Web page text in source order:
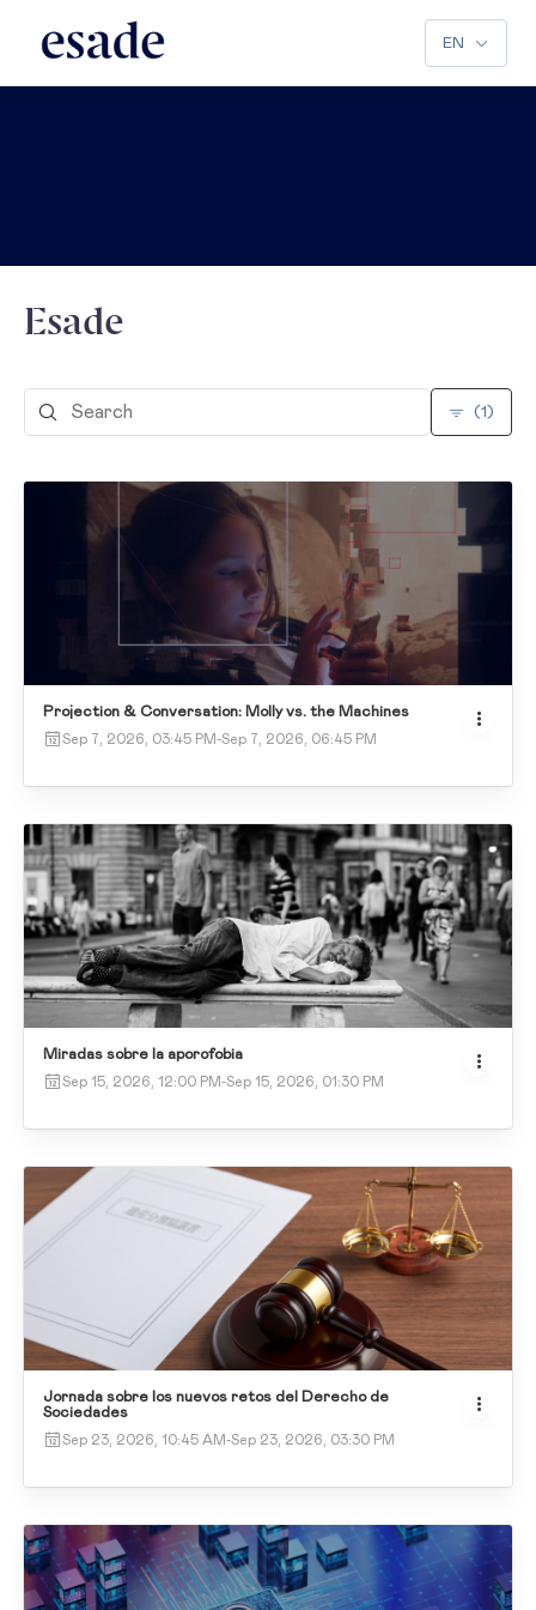
EN
Esade
(1)
Projection & Conversation: Molly vs. the Machines
Sep 7, 2026, 03:45 PM-Sep 7, 2026, 06:45 PM
Miradas sobre la aporofobia
Sep 15, 2026, 12:00 PM-Sep 15, 2026, 01:30 PM
Jornada sobre los nuevos retos del Derecho de
Sociedades
Sep 23, 2026, 10:45 AM-Sep 23, 2026, 03:30 PM